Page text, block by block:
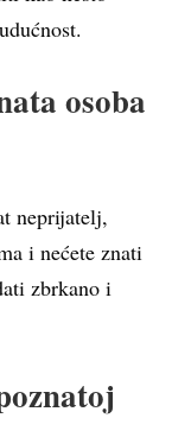
osoba
neprijatelj,
i nećete znati
zbrkano i